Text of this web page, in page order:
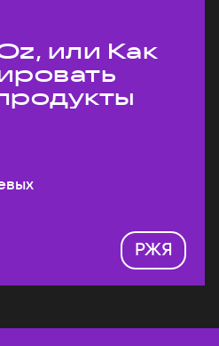
или Как
РЖЯ